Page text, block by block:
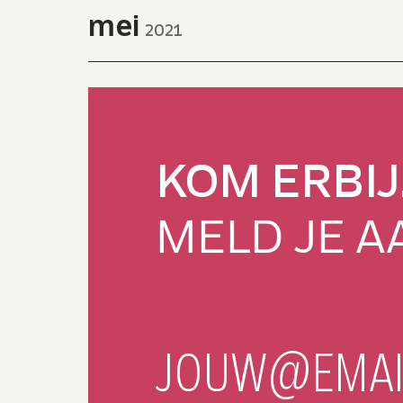
mei 2021
KOM
MELD JE
E-
MELD AAN